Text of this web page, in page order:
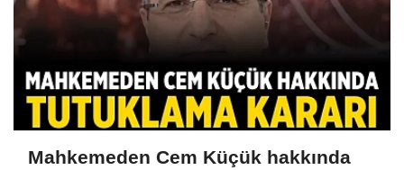
Mahkemeden Cem Küçük hakkında